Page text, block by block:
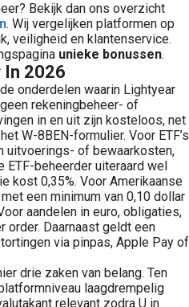
Bekijk dan ons overzicht
. Wij vergelijken platformen op
veiligheid en klantenservice.
unieke bonussen.
In 2026
onderdelen waarin Lightyear
rekeningbeheer- of
in en uit zijn kosteloos, net
W-8BEN-formulier. Voor ETF’s
uitvoerings- of bewaarkosten,
ETF-beheerder uiteraard wel
kost 0,35%. Voor Amerikaanse
een minimum van 0,10 dollar
aandelen in euro, obligaties,
order. Daarnaast geldt een
via pinpas, Apple Pay of
drie zaken van belang. Ten
laagdrempelig
relevant zodra U in